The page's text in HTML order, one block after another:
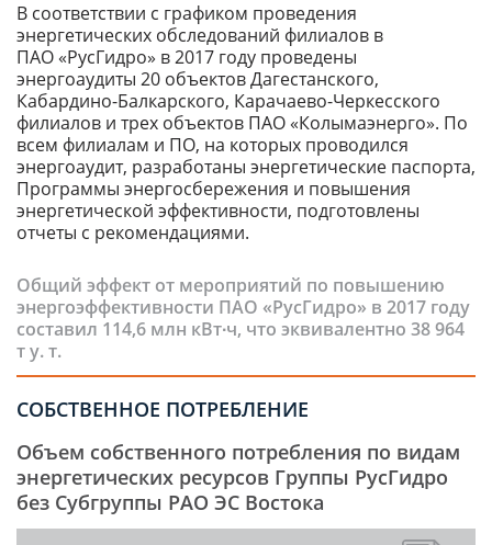
В соответствии с графиком проведения
энергетических обследований филиалов в
ПАО «РусГидро» в 2017 году проведены
энергоаудиты 20 объектов Дагестанского,
Кабардино-Балкарского, Карачаево-Черкесского
филиалов и трех объектов ПАО «Колымаэнерго». По
всем филиалам и ПО, на которых проводился
энергоаудит, разработаны энергетические паспорта,
Программы энергосбережения и повышения
энергетической эффективности, подготовлены
отчеты с рекомендациями.
Общий эффект от мероприятий по повышению
энергоэффективности ПАО «РусГидро» в 2017 году
составил 114,6 млн кВт∙ч, что эквивалентно 38 964
т у. т.
СОБСТВЕННОЕ ПОТРЕБЛЕНИЕ
Объем собственного потребления по видам
энергетических ресурсов Группы РусГидро
без Субгруппы РАО ЭС Востока